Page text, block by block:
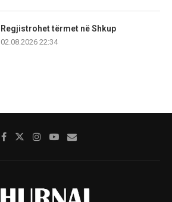
Regjistrohet tërmet në Shkup
02.08.2026 22:34